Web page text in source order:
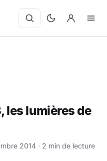
les lumières de
2014 · 2 min de lecture